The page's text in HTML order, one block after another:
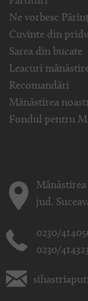
Ne vorbesc
Cuvinte din
Sarea din bucate
Leacuri
Recomandări
Mănăstirea
Fondul pentru
jud.
0230/
0230/414323